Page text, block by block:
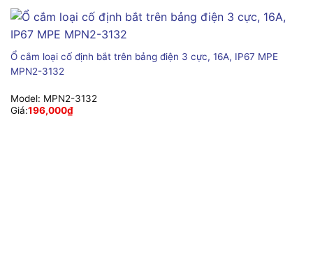
Ổ cắm loại cố định bắt trên bảng điện 3 cực, 16A, IP67 MPE
MPN2-3132
Model: MPN2-3132
Giá:196,000₫